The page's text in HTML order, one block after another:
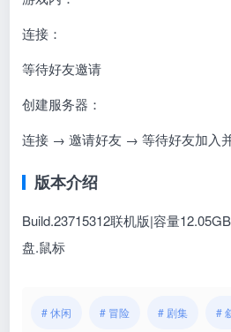
连接：
等待好友邀请
创建服务器：
连接 → 邀请好友 → 等待好友加入
版本介绍
Build.23715312联机版|容量
盘.鼠标
# 休闲 # 冒险 # 剧集 #